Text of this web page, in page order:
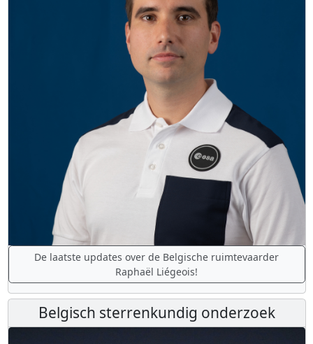
De laatste updates over de Belgische ruimtevaarder
Raphaël Liégeois!
Belgisch sterrenkundig onderzoek